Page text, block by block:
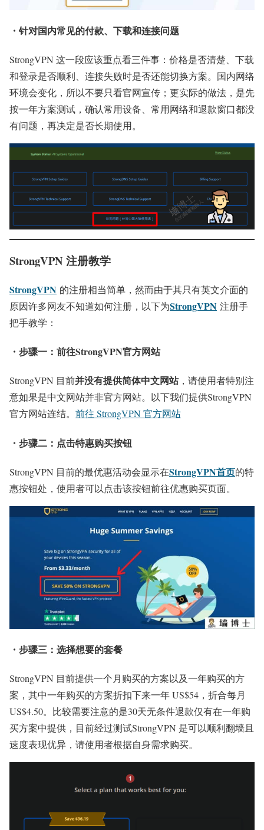
・针对国内常见的付款、下载和连接问题
StrongVPN 这一段应该重点看三件事：价格是否清楚、下载
和登录是否顺利、连接失败时是否还能切换方案。国内网络
环境会变化，所以不要只看官网宣传；更实际的做法，是先
按一年方案测试，确认常用设备、常用网络和退款窗口都没
有问题，再决定是否长期使用。
StrongVPN 注册教学
StrongVPN 的注册相当简单，然而由于其只有英文介面的
原因许多网友不知道如何注册，以下为StrongVPN 注册手
把手教学：
・步骤一：前往StrongVPN官方网站
StrongVPN 目前并没有提供简体中文网站，请使用者特别注
意如果是中文网站并非官方网站。以下我们提供StrongVPN
官方网站连结。 前往 StrongVPN 官方网站
・步骤二：点击特惠购买按钮
StrongVPN 目前的最优惠活动会显示在StrongVPN首页的特
惠按钮处，使用者可以点击该按钮前往优惠购买页面。
・步骤三：选择想要的套餐
StrongVPN 目前提供一个月购买的方案以及一年购买的方
案，其中一年购买的方案折扣下来一年 US$54，折合每月
US$4.50。比较需要注意的是30天无条件退款仅有在一年购
买方案中提供，目前经过测试StrongVPN 是可以顺利翻墙且
速度表现优异，请使用者根据自身需求购买。